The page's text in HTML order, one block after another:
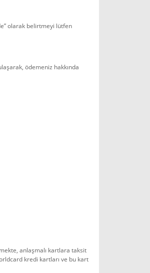
olarak belirtmeyi lütfen
ödemeniz hakkında
anlaşmalı kartlara taksit
kredi kartları ve bu kart